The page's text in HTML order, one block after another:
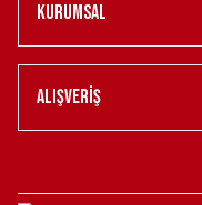
6.599,00 ₺
Türkiye Milli Takım Nike Kadın İç
4.099,00 ₺
Kurumsal
Alışveriş